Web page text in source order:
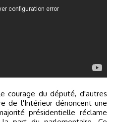
de l'Intérieur dénoncent une
présidentielle réclame